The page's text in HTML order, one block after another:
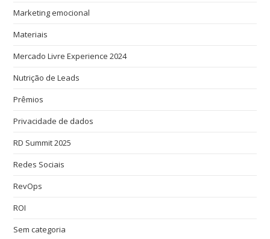
Marketing emocional
Materiais
Mercado Livre Experience 2024
Nutrição de Leads
Prêmios
Privacidade de dados
RD Summit 2025
Redes Sociais
RevOps
ROI
Sem categoria